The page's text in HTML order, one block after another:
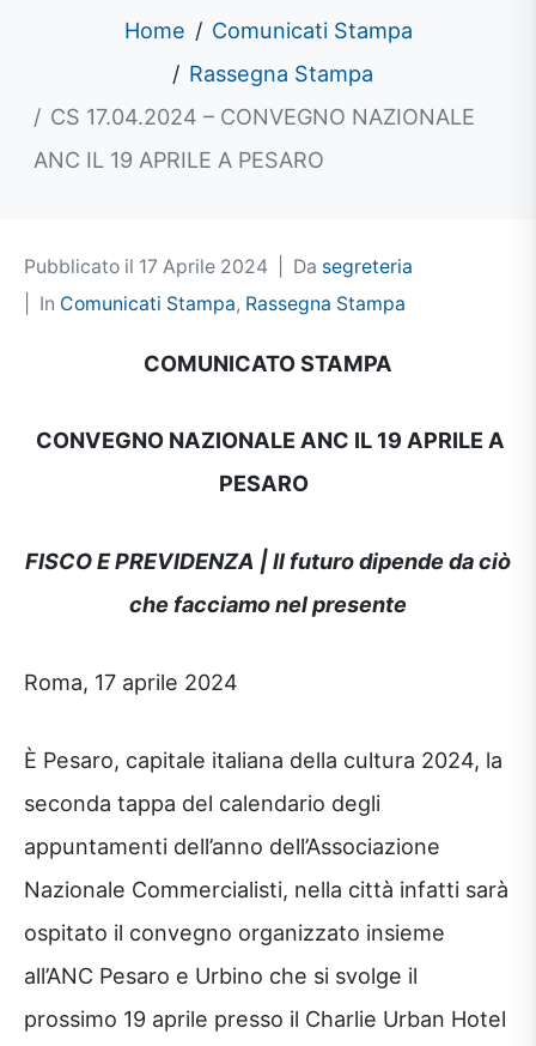
Home
Comunicati Stampa
Rassegna Stampa
CS 17.04.2024 – CONVEGNO NAZIONALE
ANC IL 19 APRILE A PESARO
Pubblicato il 17 Aprile 2024 Da segreteria
In Comunicati Stampa, Rassegna Stampa
COMUNICATO STAMPA
CONVEGNO NAZIONALE ANC IL 19 APRILE A
PESARO
FISCO E PREVIDENZA | Il futuro dipende da ciò
che facciamo nel presente
Roma, 17 aprile 2024
È Pesaro, capitale italiana della cultura 2024, la
seconda tappa del calendario degli
appuntamenti dell’anno dell’Associazione
Nazionale Commercialisti, nella città infatti sarà
ospitato il convegno organizzato insieme
all’ANC Pesaro e Urbino che si svolge il
prossimo 19 aprile presso il Charlie Urban Hotel